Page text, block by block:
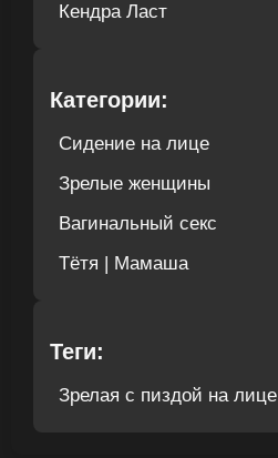
Кендра Ласт
Категории:
Сидение на лице
Зрелые женщины
Вагинальный секс
Тётя | Мамаша
Теги:
Зрелая с пиздой на лице